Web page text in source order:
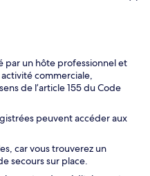
par un hôte professionnel et
commerciale,
de l’article 155 du Code
peuvent accéder aux
car vous trouverez un
secours sur place.